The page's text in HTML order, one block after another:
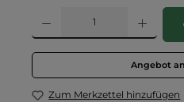
Produkt Anzahl: Gib den
Angebot
Zum Merkzettel hinzufügen